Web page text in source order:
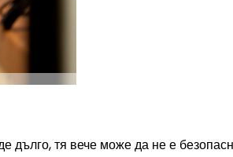
дълго, тя вече може да не е